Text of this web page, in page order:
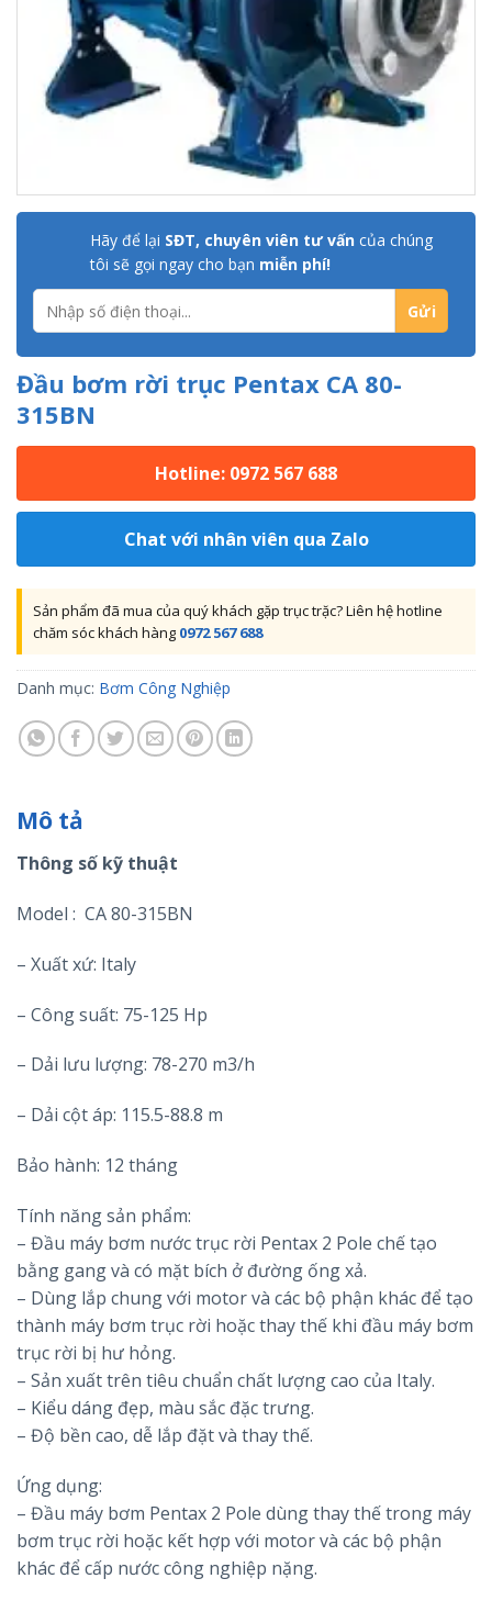
Hãy để lại SĐT, chuyên viên tư vấn của chúng
tôi sẽ gọi ngay cho bạn miễn phí!
Đầu bơm rời trục Pentax CA 80-
315BN
Hotline: 0972 567 688
Chat với nhân viên qua Zalo
Sản phẩm đã mua của quý khách gặp trục trặc? Liên hệ hotline
chăm sóc khách hàng 0972 567 688
Danh mục: Bơm Công Nghiệp
Mô tả
Thông số kỹ thuật
Model : CA 80-315BN
– Xuất xứ: Italy
– Công suất: 75-125 Hp
– Dải lưu lượng: 78-270 m3/h
– Dải cột áp: 115.5-88.8 m
Bảo hành: 12 tháng
Tính năng sản phẩm:
– Đầu máy bơm nước trục rời Pentax 2 Pole chế tạo
bằng gang và có mặt bích ở đường ống xả.
– Dùng lắp chung với motor và các bộ phận khác để tạo
thành máy bơm trục rời hoặc thay thế khi đầu máy bơm
trục rời bị hư hỏng.
– Sản xuất trên tiêu chuẩn chất lượng cao của Italy.
– Kiểu dáng đẹp, màu sắc đặc trưng.
– Độ bền cao, dễ lắp đặt và thay thế.
Ứng dụng:
– Đầu máy bơm Pentax 2 Pole dùng thay thế trong máy
bơm trục rời hoặc kết hợp với motor và các bộ phận
khác để cấp nước công nghiệp nặng.